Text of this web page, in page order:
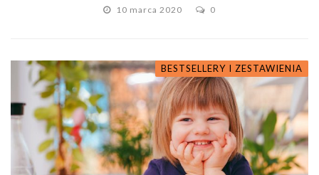
10 marca 2020
0
BESTSELLERY I ZESTAWIENIA